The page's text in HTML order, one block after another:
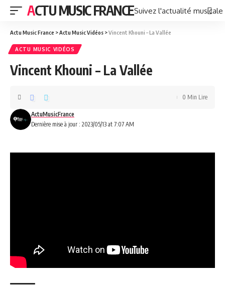
ACTU MUSIC FRANCESuivez l'actualité
Actu Music France >Actu Music Vidéos >Vincent Khouni – La Vallée
ACTU MUSIC VIDÉOS
Vincent Khouni – La Vallée
Dernière mise à jour : 2023/05/13 at 7:07 AM
ActuMusicFrance
0 Min Lire